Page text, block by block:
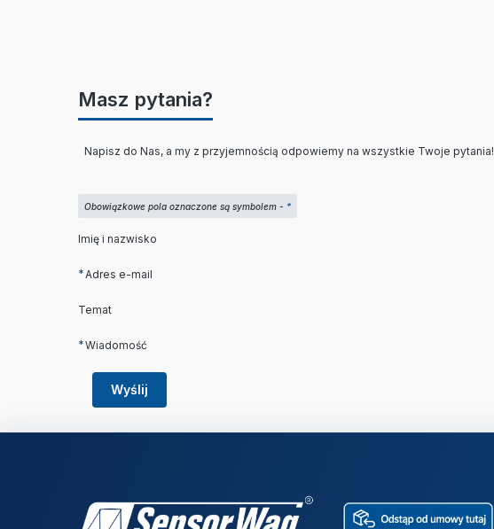
Masz pytania?
Napisz do Nas, a my z przyjemnością odpowiemy na wszystkie Twoje pytania!
Obowiązkowe pola oznaczone są symbolem - *
Imię i nazwisko
*Adres e-mail
Temat
*Wiadomość
Wyślij